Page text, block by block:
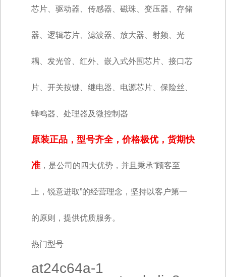
芯片、驱动器、传感器、磁珠、变压器、存储
器、逻辑芯片、滤波器、放大器、射频、光
耦、发光管、红外、嵌入式外围芯片、接口芯
片、开关按键、继电器、电源芯片、保险丝、
蜂鸣器、处理器及微控制器
原装正品，型号齐全，价格极优，货期快
准 ，是公司的四大优势，并且秉承“顾客至
上，锐意进取”的经营理念，坚持以客户第一
的原则，提供优质服务。
热门型号
at24c64a-1